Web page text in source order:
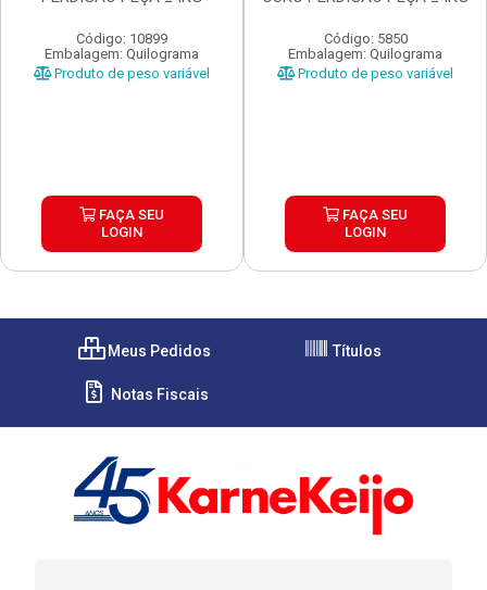
Código: 10899
Embalagem: Quilograma
Produto de peso variável
FAÇA SEU
LOGIN
Código: 5850
Embalagem: Quilograma
Produto de peso variável
FAÇA SEU
LOGIN
Meus Pedidos Títulos
Notas Fiscais